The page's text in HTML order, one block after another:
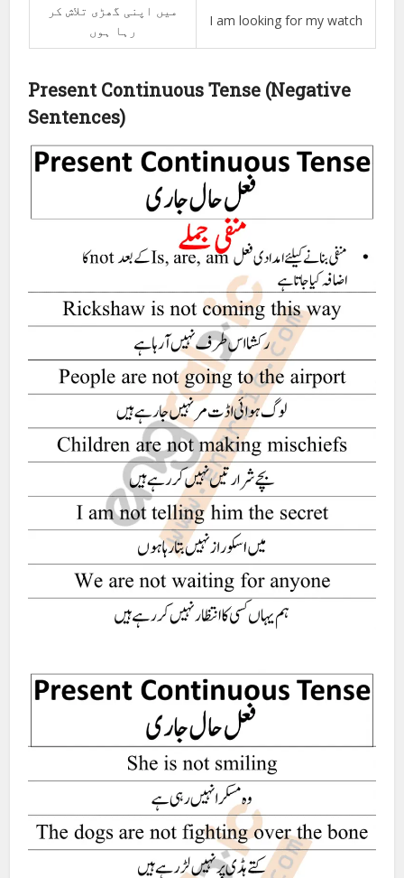
میں اپنی گھڑی تلاش کر
رہا ہوں
I am looking for my watch
Present Continuous Tense (Negative
Sentences)